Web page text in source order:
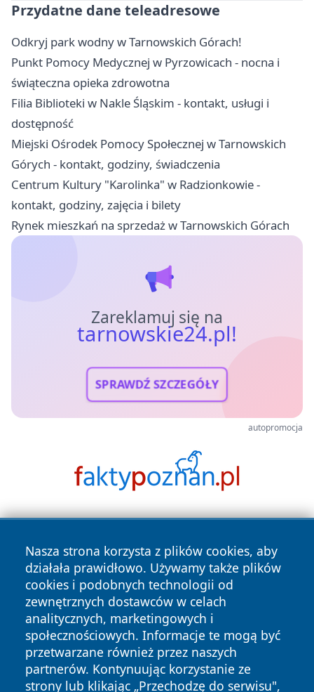
Przydatne dane teleadresowe
Odkryj park wodny w Tarnowskich Górach!
Punkt Pomocy Medycznej w Pyrzowicach - nocna i
świąteczna opieka zdrowotna
Filia Biblioteki w Nakle Śląskim - kontakt, usługi i
dostępność
Miejski Ośrodek Pomocy Społecznej w Tarnowskich
Górych - kontakt, godziny, świadczenia
Centrum Kultury "Karolinka" w Radzionkowie -
kontakt, godziny, zajęcia i bilety
Rynek mieszkań na sprzedaż w Tarnowskich Górach
Zareklamuj się na
tarnowskie24.pl!
SPRAWDŹ SZCZEGÓŁY
autopromocja
Nasza strona korzysta z plików cookies, aby
działała prawidłowo. Używamy także plików
cookies i podobnych technologii od
zewnętrznych dostawców w celach
analitycznych, marketingowych i
społecznościowych. Informacje te mogą być
przetwarzane również przez naszych
partnerów. Kontynuując korzystanie ze
strony lub klikając „Przechodzę do serwisu",
Copyright © 2026 tarnowskie24.pl Wszystkie prawa
zastrzeżone.
News Autorzy
Polityka
Prywatności
Polityka
Cookies